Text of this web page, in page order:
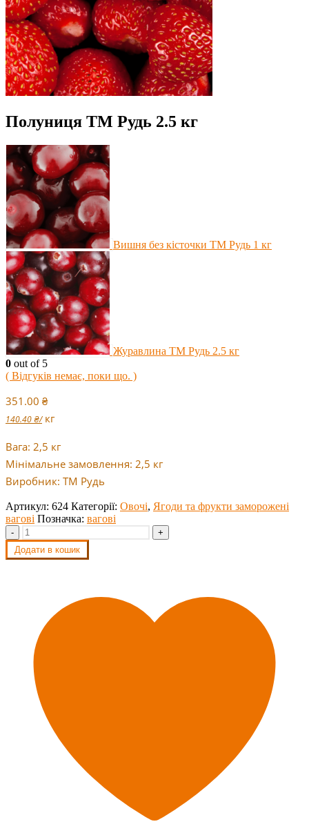
Полуниця ТМ Рудь 2.5 кг
Вишня без кісточки ТМ Рудь 1 кг
Журавлина ТМ Рудь 2.5 кг
0 out of 5
( Відгуків немає, поки що. )
351.00 ₴
140.40₴/ кг
Вага: 2,5 кг
Мінімальне замовлення: 2,5 кг
Виробник: ТМ Рудь
Артикул: 624 Категорії: Овочі, Ягоди та фрукти заморожені
вагові Позначка: вагові
-
+
Додати в кошик